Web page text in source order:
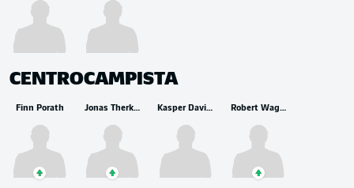
CENTROCAMPISTA
Finn Porath Jonas Therkelsen Kasper Davidsen Robert Wagner